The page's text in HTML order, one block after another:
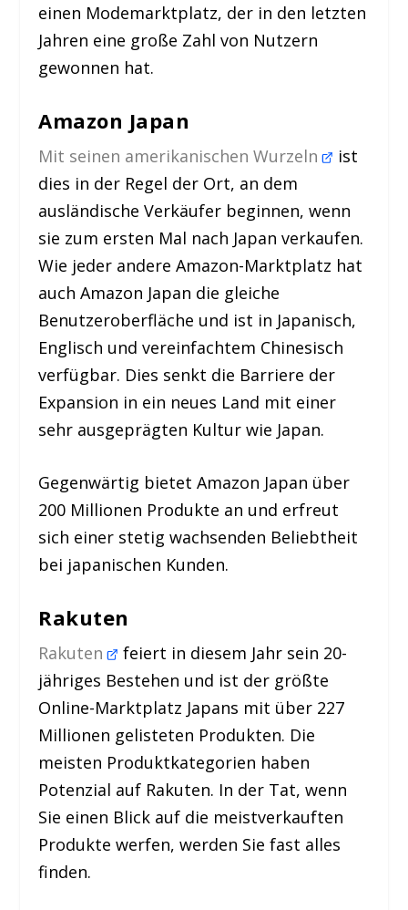
einen Modemarktplatz, der in den letzten
Jahren eine große Zahl von Nutzern
gewonnen hat.
Amazon Japan
Mit seinen amerikanischen Wurzeln
ist
dies in der Regel der Ort, an dem
ausländische Verkäufer beginnen, wenn
sie zum ersten Mal nach Japan verkaufen.
Wie jeder andere Amazon-Marktplatz hat
auch Amazon Japan die gleiche
Benutzeroberfläche und ist in Japanisch,
Englisch und vereinfachtem Chinesisch
verfügbar. Dies senkt die Barriere der
Expansion in ein neues Land mit einer
sehr ausgeprägten Kultur wie Japan.
Gegenwärtig bietet Amazon Japan über
200 Millionen Produkte an und erfreut
sich einer stetig wachsenden Beliebtheit
bei japanischen Kunden.
Rakuten
Rakuten
feiert in diesem Jahr sein 20-
jähriges Bestehen und ist der größte
Online-Marktplatz Japans mit über 227
Millionen gelisteten Produkten. Die
meisten Produktkategorien haben
Potenzial auf Rakuten. In der Tat, wenn
Sie einen Blick auf die meistverkauften
Produkte werfen, werden Sie fast alles
finden.